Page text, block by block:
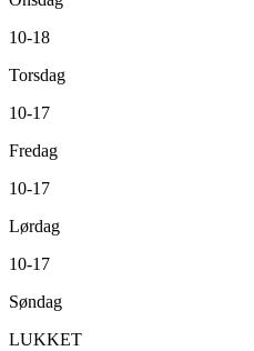
10-18
Torsdag
10-17
Fredag
10-17
Lørdag
10-17
Søndag
LUKKET